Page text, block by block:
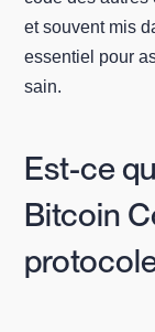
et souvent mis
essentiel pour
sain.
Est-ce
Bitcoin